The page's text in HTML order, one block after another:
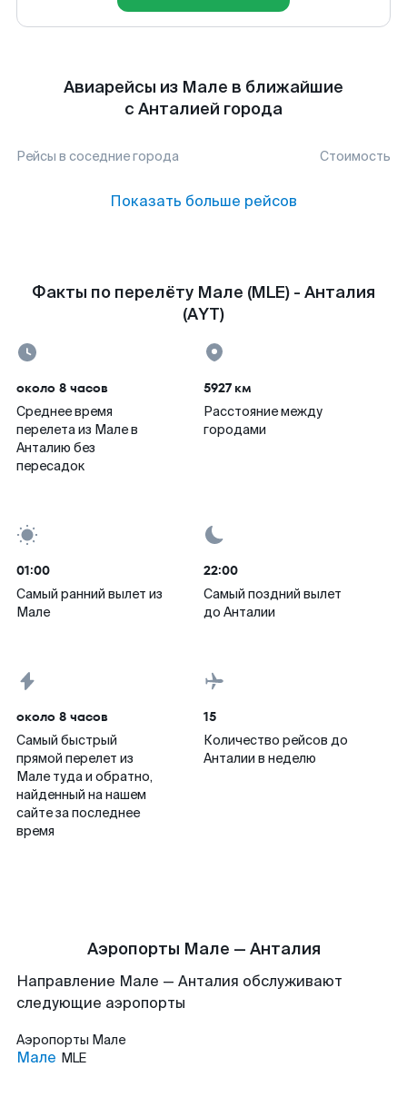
Авиарейсы из Мале в ближайшие
с Анталией города
Рейсы в соседние города Стоимость
Показать больше рейсов
Факты по перелёту Мале (MLE) - Анталия
(AYT)
около 8 часов
Среднее время
перелета из Мале в
Анталию без
пересадок
5927 км
Расстояние между
городами
01:00
Самый ранний вылет из
Мале
22:00
Самый поздний вылет
до Анталии
около 8 часов
Самый быстрый
прямой перелет из
Мале туда и обратно,
найденный на нашем
сайте за последнее
время
15
Количество рейсов до
Анталии в неделю
Аэропорты Мале — Анталия
Направление Мале — Анталия обслуживают
следующие аэропорты
Аэропорты Мале
Мале MLE